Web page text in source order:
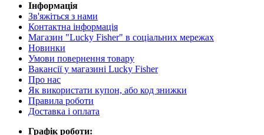
Інформація
Зв'яжіться з нами
Контактна інформація
Магазин "Lucky Fisher" в соціальних мережах
Новинки
Умови повернення товару
Вакансії у магазині Lucky Fisher
Про нас
Як використати купон, або код знижки
Правила роботи
Доставка і оплата
Графік роботи: